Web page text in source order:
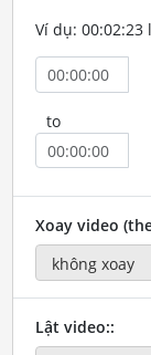
Ví dụ: 00:02:23
to
Xoay video
Lật video::